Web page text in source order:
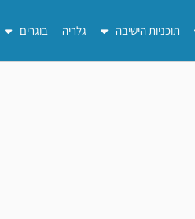
תוכניות הישיבה גלריה בוגרים